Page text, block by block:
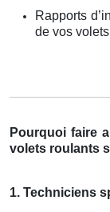
Rapports
de vos
Pourquoi faire
volets roulants
1. Techniciens